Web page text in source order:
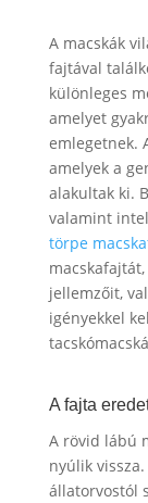
A macskák
fajtával
különleges
amelyet
emlegetnek.
amelyek a
alakultak ki.
valamint
törpe
jellemzőit,
igényekkel
A fajta
A rövid lábú
nyúlik
állatorvostól